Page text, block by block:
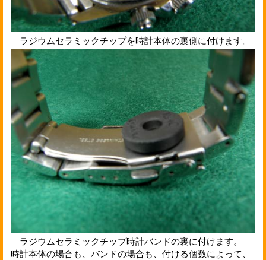
ラジウムセラミックチップを時計本体の裏側に付けます。
ラジウムセラミックチップ時計バンドの裏に付けます。
時計本体の場合も、バンドの場合も、付ける個数によって、